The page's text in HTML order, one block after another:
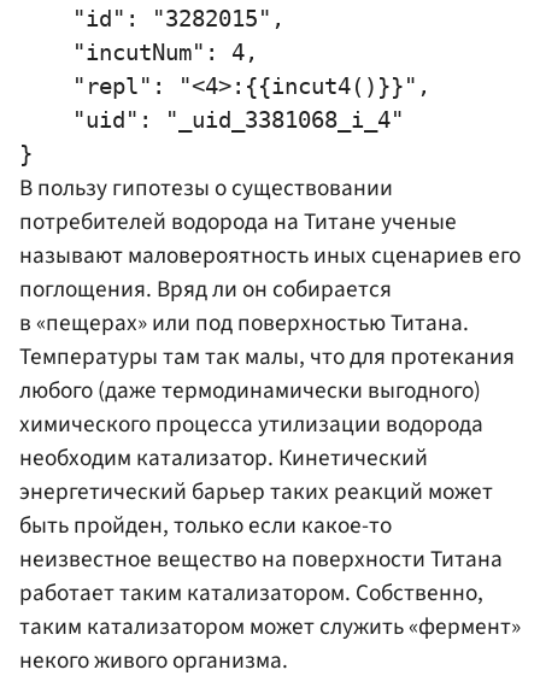
    "id": "3282015",
    "incutNum": 4,
    "repl": "<4>:{{incut4()}}",
    "uid": "_uid_3381068_i_4"
В пользу гипотезы о существовании
потребителей водорода на Титане ученые
называют маловероятность иных сценариев его
поглощения. Вряд ли он собирается
в «пещерах» или под поверхностью Титана.
Температуры там так малы, что для протекания
любого (даже термодинамически выгодного)
химического процесса утилизации водорода
необходим катализатор. Кинетический
энергетический барьер таких реакций может
быть пройден, только если какое-то
неизвестное вещество на поверхности Титана
работает таким катализатором. Собственно,
таким катализатором может служить «фермент»
некого живого организма.